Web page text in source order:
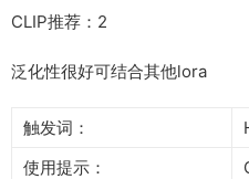
CLIP推荐：2
泛化性很好可结合其他lora
触发词：
使用提示：